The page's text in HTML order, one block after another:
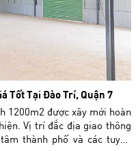
Tốt Tại Đào Trí, Quận 7
1200m2 được xây mới hoàn
Vị trí đắc địa giao thông
thành phố và các tuyến